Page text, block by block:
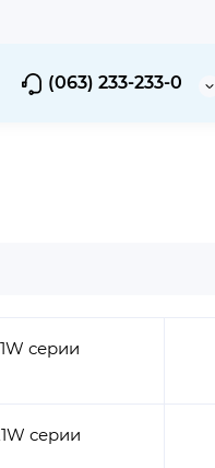
(063) 233-233-0
серии
серии